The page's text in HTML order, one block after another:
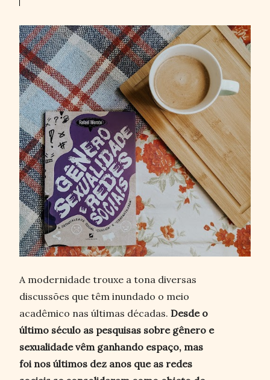
A modernidade trouxe a tona diversas
discussões que têm inundado o meio
acadêmico nas últimas décadas. Desde o
último século as pesquisas sobre gênero e
sexualidade vêm ganhando espaço, mas
foi nos últimos dez anos que as redes